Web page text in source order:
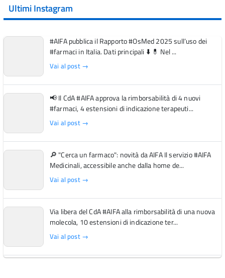
Ultimi Instagram
#AIFA pubblica il Rapporto #OsMed 2025 sull’uso dei
#farmaci in Italia. Dati principali ⬇️ 💊 Nel ...
Vai al post →
📢 Il CdA #AIFA approva la rimborsabilità di 4 nuovi
#farmaci, 4 estensioni di indicazione terapeuti...
Vai al post →
🔎 "Cerca un farmaco": novità da AIFA Il servizio #AIFA
Medicinali, accessibile anche dalla home de...
Vai al post →
Via libera del CdA #AIFA alla rimborsabilità di una nuova
molecola, 10 estensioni di indicazione ter...
Vai al post →